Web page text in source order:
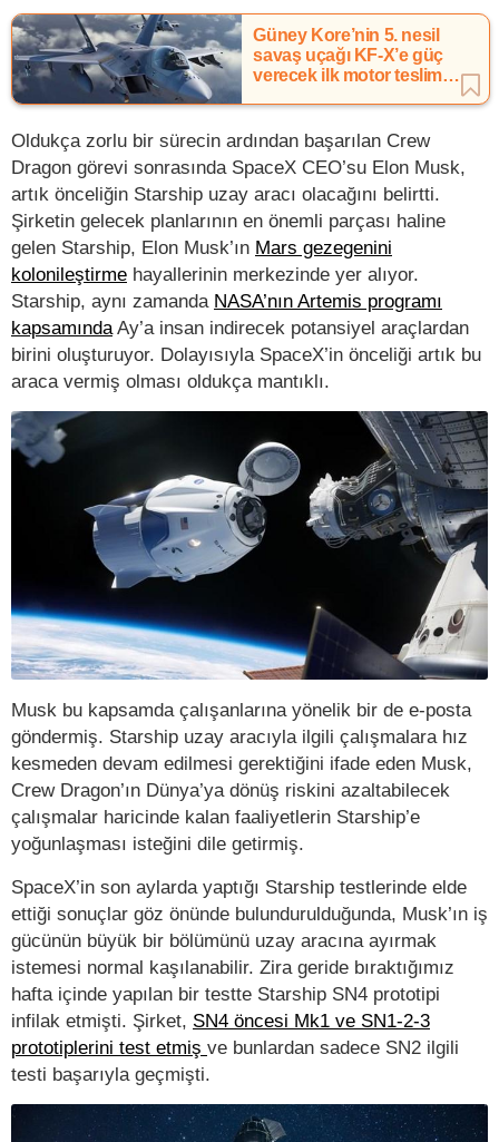
Güney Kore’nin 5. nesil
savaş uçağı KF-X’e güç
verecek ilk motor teslim
Oldukça zorlu bir sürecin ardından başarılan Crew
Dragon görevi sonrasında SpaceX CEO’su Elon Musk,
artık önceliğin Starship uzay aracı olacağını belirtti.
Şirketin gelecek planlarının en önemli parçası haline
gelen Starship, Elon Musk’ın Mars gezegenini
kolonileştirme hayallerinin merkezinde yer alıyor.
Starship, aynı zamanda NASA’nın Artemis programı
kapsamında Ay’a insan indirecek potansiyel araçlardan
birini oluşturuyor. Dolayısıyla SpaceX’in önceliği artık bu
araca vermiş olması oldukça mantıklı.
Musk bu kapsamda çalışanlarına yönelik bir de e-posta
göndermiş. Starship uzay aracıyla ilgili çalışmalara hız
kesmeden devam edilmesi gerektiğini ifade eden Musk,
Crew Dragon’ın Dünya’ya dönüş riskini azaltabilecek
çalışmalar haricinde kalan faaliyetlerin Starship’e
yoğunlaşması isteğini dile getirmiş.
SpaceX’in son aylarda yaptığı Starship testlerinde elde
ettiği sonuçlar göz önünde bulundurulduğunda, Musk’ın iş
gücünün büyük bir bölümünü uzay aracına ayırmak
istemesi normal kaşılanabilir. Zira geride bıraktığımız
hafta içinde yapılan bir testte Starship SN4 prototipi
infilak etmişti. Şirket, SN4 öncesi Mk1 ve SN1-2-3
prototiplerini test etmiş ve bunlardan sadece SN2 ilgili
testi başarıyla geçmişti.